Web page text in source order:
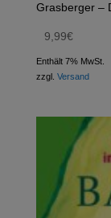
Grasberger –
9,99€
Enthält 7% MwSt.
zzgl. Versand